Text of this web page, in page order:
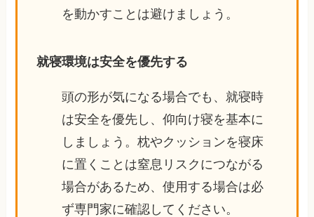
を動かすことは避けましょう。
就寝環境は安全を優先する
頭の形が気になる場合でも、就寝時
は安全を優先し、仰向け寝を基本に
しましょう。枕やクッションを寝床
に置くことは窒息リスクにつながる
場合があるため、使用する場合は必
ず専門家に確認してください。